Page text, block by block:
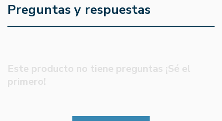
Preguntas y respuestas
Este producto no tiene preguntas ¡Sé el
primero!